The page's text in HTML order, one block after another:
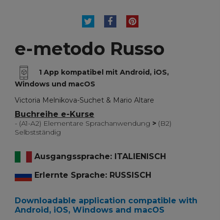
TWEETTEILENPINTEREST
e-metodo Russo
1 App kompatibel mit Android, iOS,
Windows und macOS
Victoria Melnikova-Suchet & Mario Altare
Buchreihe e-Kurse
- (A1-A2) Elementare Sprachanwendung > (B2)
Selbstständig
Ausgangssprache: ITALIENISCH
Erlernte Sprache: RUSSISCH
Downloadable application compatible with
Android, iOS, Windows and macOS